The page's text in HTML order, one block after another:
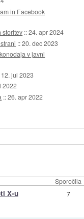
in Facebook
storitev ::24. apr 2024
::20. dec 2023
v javni
12. jul 2023
2022
::26. apr 2022
Sporočila
X-u 7